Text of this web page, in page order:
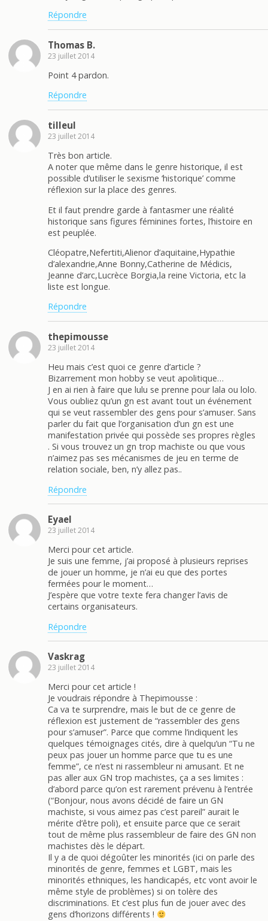
Répondre
Thomas B.
23 juillet 2014
Point 4 pardon.
Répondre
tilleul
23 juillet 2014
Très bon article.
A noter que même dans le genre historique, il est
possible d’utiliser le sexisme ‘historique’ comme
réflexion sur la place des genres.
Et il faut prendre garde à fantasmer une réalité
historique sans figures féminines fortes, l’histoire en
est peuplée.
Cléopatre,Nefertiti,Alienor d’aquitaine,Hypathie
d’alexandrie,Anne Bonny,Catherine de Médicis,
Jeanne d’arc,Lucrèce Borgia,la reine Victoria, etc la
liste est longue.
Répondre
thepimousse
23 juillet 2014
Heu mais c’est quoi ce genre d’article ?
Bizarrement mon hobby se veut apolitique…
J en ai rien à faire que lulu se prenne pour lala ou lolo.
Vous oubliez qu’un gn est avant tout un événement
qui se veut rassembler des gens pour s’amuser. Sans
parler du fait que l’organisation d’un gn est une
manifestation privée qui possède ses propres règles
. Si vous trouvez un gn trop machiste ou que vous
n’aimez pas ses mécanismes de jeu en terme de
relation sociale, ben, n’y allez pas..
Répondre
Eyael
23 juillet 2014
Merci pour cet article.
Je suis une femme, j’ai proposé à plusieurs reprises
de jouer un homme, je n’ai eu que des portes
fermées pour le moment…
J’espère que votre texte fera changer l’avis de
certains organisateurs.
Répondre
Vaskrag
23 juillet 2014
Merci pour cet article !
Je voudrais répondre à Thepimousse :
Ca va te surprendre, mais le but de ce genre de
réflexion est justement de “rassembler des gens
pour s’amuser”. Parce que comme l’indiquent les
quelques témoignages cités, dire à quelqu’un “Tu ne
peux pas jouer un homme parce que tu es une
femme”, ce n’est ni rassembleur ni amusant. Et ne
pas aller aux GN trop machistes, ça a ses limites :
d’abord parce qu’on est rarement prévenu à l’entrée
(“Bonjour, nous avons décidé de faire un GN
machiste, si vous aimez pas c’est pareil” aurait le
mérite d’être poli), et ensuite parce que ce serait
tout de même plus rassembleur de faire des GN non
machistes dès le départ.
Il y a de quoi dégoûter les minorités (ici on parle des
minorités de genre, femmes et LGBT, mais les
minorités ethniques, les handicapés, etc vont avoir le
même style de problèmes) si on tolère des
discriminations. Et c’est plus fun de jouer avec des
gens d’horizons différents !